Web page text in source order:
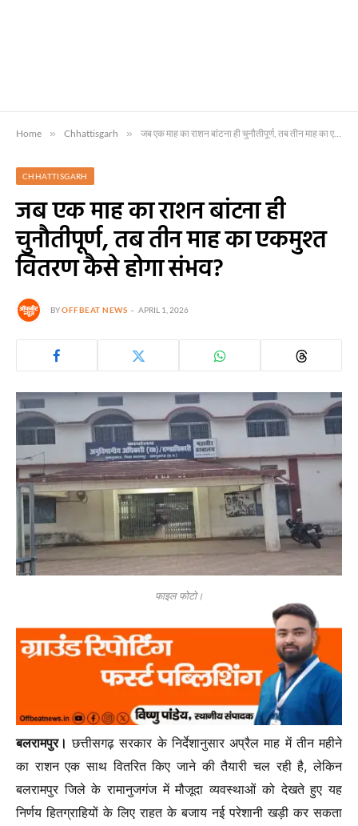
Home » Chhattisgarh » जब एक माह का राशन बांटना ही चुनौतीपूर्ण, तब तीन माह का एकमुश्त वितरण कैसे होगा संभव?
CHHATTISGARH
जब एक माह का राशन बांटना ही
चुनौतीपूर्ण, तब तीन माह का एकमुश्त
वितरण कैसे होगा संभव?
BYOFFBEAT NEWS APRIL 1, 2026
फाइल फोटो।
बलरामपुर। छत्तीसगढ़ सरकार के निर्देशानुसार अप्रैल माह में तीन महीने
का राशन एक साथ वितरित किए जाने की तैयारी चल रही है, लेकिन
बलरामपुर जिले के रामानुजगंज में मौजूदा व्यवस्थाओं को देखते हुए यह
निर्णय हितग्राहियों के लिए राहत के बजाय नई परेशानी खड़ी कर सकता